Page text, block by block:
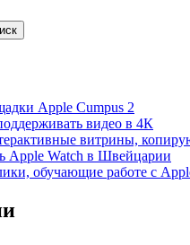
Apple Cumpus 2
видео в 4К
витрины,
Apple Watch в Швейцарии
обучающие работе с